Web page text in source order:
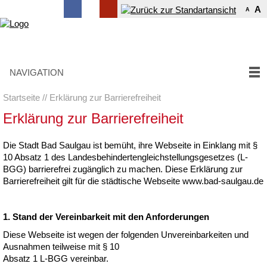
A A
NAVIGATION
Startseite Erklärung zur Barrierefreiheit
Erklärung zur Barrierefreiheit
Die Stadt Bad Saulgau ist bemüht, ihre Webseite in Einklang mit §
10 Absatz 1 des Landesbehindertengleichstellungsgesetzes (L-
BGG) barrierefrei zugänglich zu machen. Diese Erklärung zur
Barrierefreiheit gilt für die städtische Webseite www.bad-saulgau.de
1. Stand der Vereinbarkeit mit den Anforderungen
Diese Webseite ist wegen der folgenden Unvereinbarkeiten und
Ausnahmen teilweise mit § 10
Absatz 1 L-BGG vereinbar.